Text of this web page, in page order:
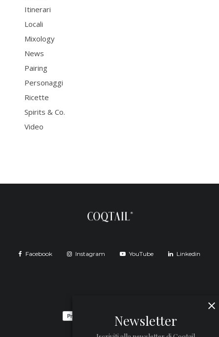
Itinerari
Locali
Mixology
News
Pairing
Personaggi
Ricette
Spirits & Co.
Video
Facebook Instagram YouTube Linkedin
Newsletter